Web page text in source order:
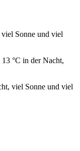
viel Sonne und viel
°C in der Nacht,
viel Sonne und viel